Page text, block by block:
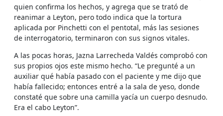
quien confirma los hechos, y agrega que se trató de
reanimar a Leyton, pero todo indica que la tortura
aplicada por Pinchetti con el pentotal, más las sesiones
de interrogatorio, terminaron con sus signos vitales.
A las pocas horas, Jazna Larrecheda Valdés comprobó con
sus propios ojos este mismo hecho. “Le pregunté a un
auxiliar qué había pasado con el paciente y me dijo que
había fallecido; entonces entré a la sala de yeso, donde
constaté que sobre una camilla yacía un cuerpo desnudo.
Era el cabo Leyton”.